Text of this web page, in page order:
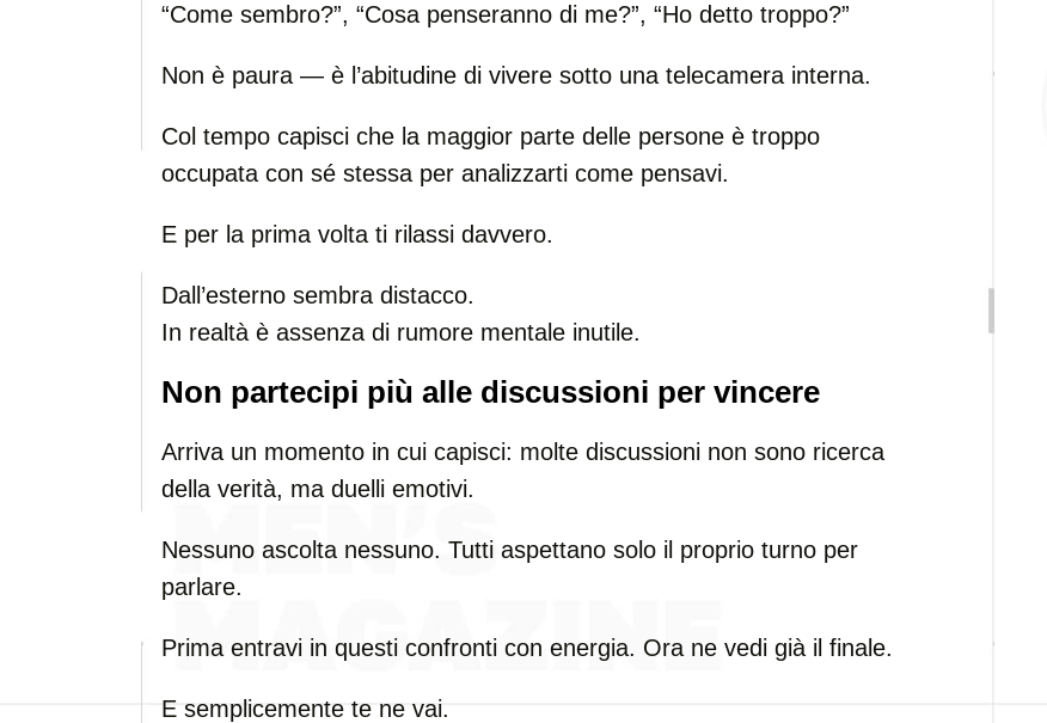
“Come sembro?”, “Cosa penseranno di me?”, “Ho detto troppo?”
Non è paura — è l’abitudine di vivere sotto una telecamera interna.
Col tempo capisci che la maggior parte delle persone è troppo
occupata con sé stessa per analizzarti come pensavi.
E per la prima volta ti rilassi davvero.
Dall’esterno sembra distacco.
In realtà è assenza di rumore mentale inutile.
Non partecipi più alle discussioni per vincere
Arriva un momento in cui capisci: molte discussioni non sono ricerca
della verità, ma duelli emotivi.
Nessuno ascolta nessuno. Tutti aspettano solo il proprio turno per
parlare.
Prima entravi in questi confronti con energia. Ora ne vedi già il finale.
E semplicemente te ne vai.